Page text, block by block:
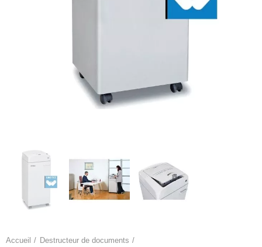
Accueil
Destructeur de documents